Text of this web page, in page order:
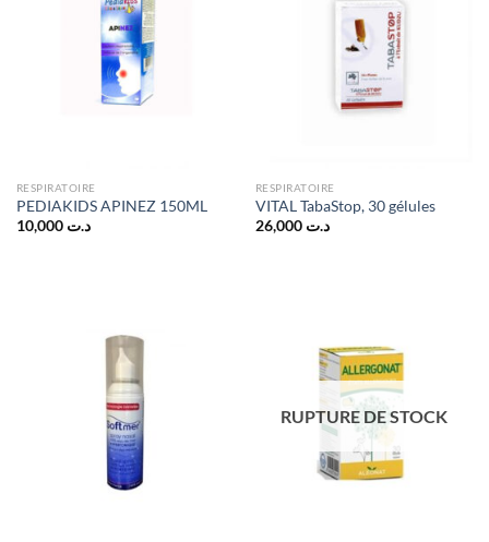
RESPIRATOIRE
PEDIAKIDS APINEZ 150ML
د.ت 10,000
RESPIRATOIRE
VITAL TabaStop, 30 gélules
د.ت 26,000
RUPTURE DE STOCK